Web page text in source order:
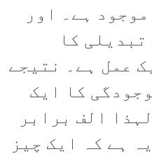
ہے۔ اور
کا
عمل ہے۔ نتیجے
کا ایک
الف برابر
ہے کہ ایک چیز